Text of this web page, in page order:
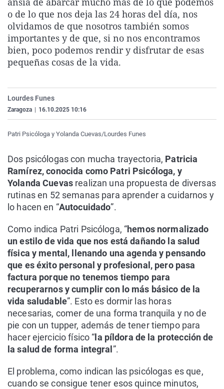
La rosa de los vientos
Gente viajera
Como el perro y el
Caso
Retornados
Equipo de
Extremadura
Galicia
La Rioja
Virales
Televisión
Elecciones
o de lo que nos deja las 24 horas del día, nos
olvidamos de que nosotros también somos
importantes y de que, si no nos encontramos
bien, poco podemos rendir y disfrutar de esas
pequeñas cosas de la vida.
Lourdes Funes
Zaragoza 16.10.2025 10:16
Patri Psicóloga y Yolanda Cuevas/Lourdes Funes
Dos psicólogas con mucha trayectoria, Patricia
Ramírez, conocida como Patri Psicóloga, y
Yolanda Cuevasrealizan una propuesta de diversas
rutinas en 52 semanas para aprender a cuidarnos y
lo hacen en “Autocuidado”.
Como indica Patri Psicóloga, “hemos normalizado
un estilo de vida que nos está dañando la salud
física y mental, llenando una agenda y pensando
que es éxito personal y profesional, pero pasa
factura porque no tenemos tiempo para
recuperarnos y cumplir con lo más básico de la
vida saludable”. Esto es dormir las horas
necesarias, comer de una forma tranquila y no de
pie con un tupper, además de tener tiempo para
hacer ejercicio físico “ la píldora de la protección de
la salud de forma integral ”.
El problema, como indican las psicólogas es que,
cuando se consigue tener esos quince minutos,